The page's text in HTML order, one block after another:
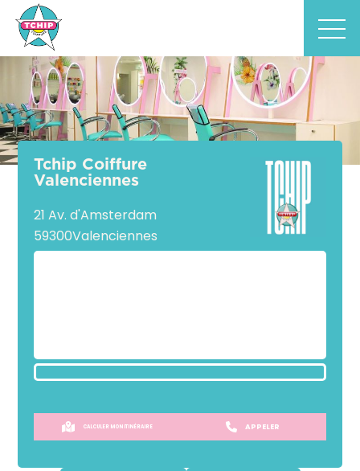
Tchip Coiffure
Valenciennes
21 Av. d'Amsterdam
59300Valenciennes
APPELER
CALCULER MON ITINÉRAIRE